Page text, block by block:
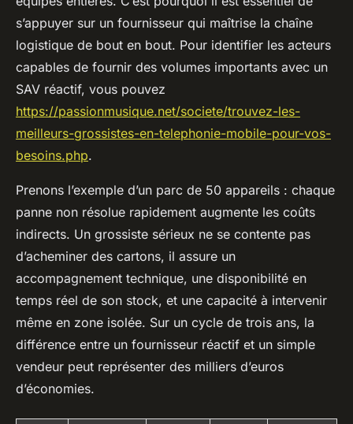
s’appuyer sur un fournisseur qui maîtrise la chaîne
logistique de bout en bout. Pour identifier les acteurs
capables de fournir des volumes importants avec un
SAV réactif, vous pouvez
https://passionmusique.net/societe/trouvez-les-
meilleurs-grossistes-en-telephonie-mobile-pour-vos-
besoins.php.
Prenons l’exemple d’un parc de 50 appareils : chaque
panne non résolue rapidement augmente les coûts
indirects. Un grossiste sérieux ne se contente pas
d’acheminer des cartons, il assure un
accompagnement technique, une disponibilité en
temps réel de son stock, et une capacité à intervenir
même en zone isolée. Sur un cycle de trois ans, la
différence entre un fournisseur réactif et un simple
vendeur peut représenter des milliers d’euros
d’économies.